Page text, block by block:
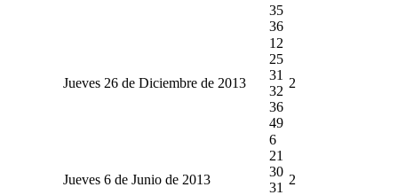
35
36
Jueves 26 de Diciembre de 2013
12
25
31
32
36
49
2
Jueves 6 de Junio de 2013
6
21
30
31
2